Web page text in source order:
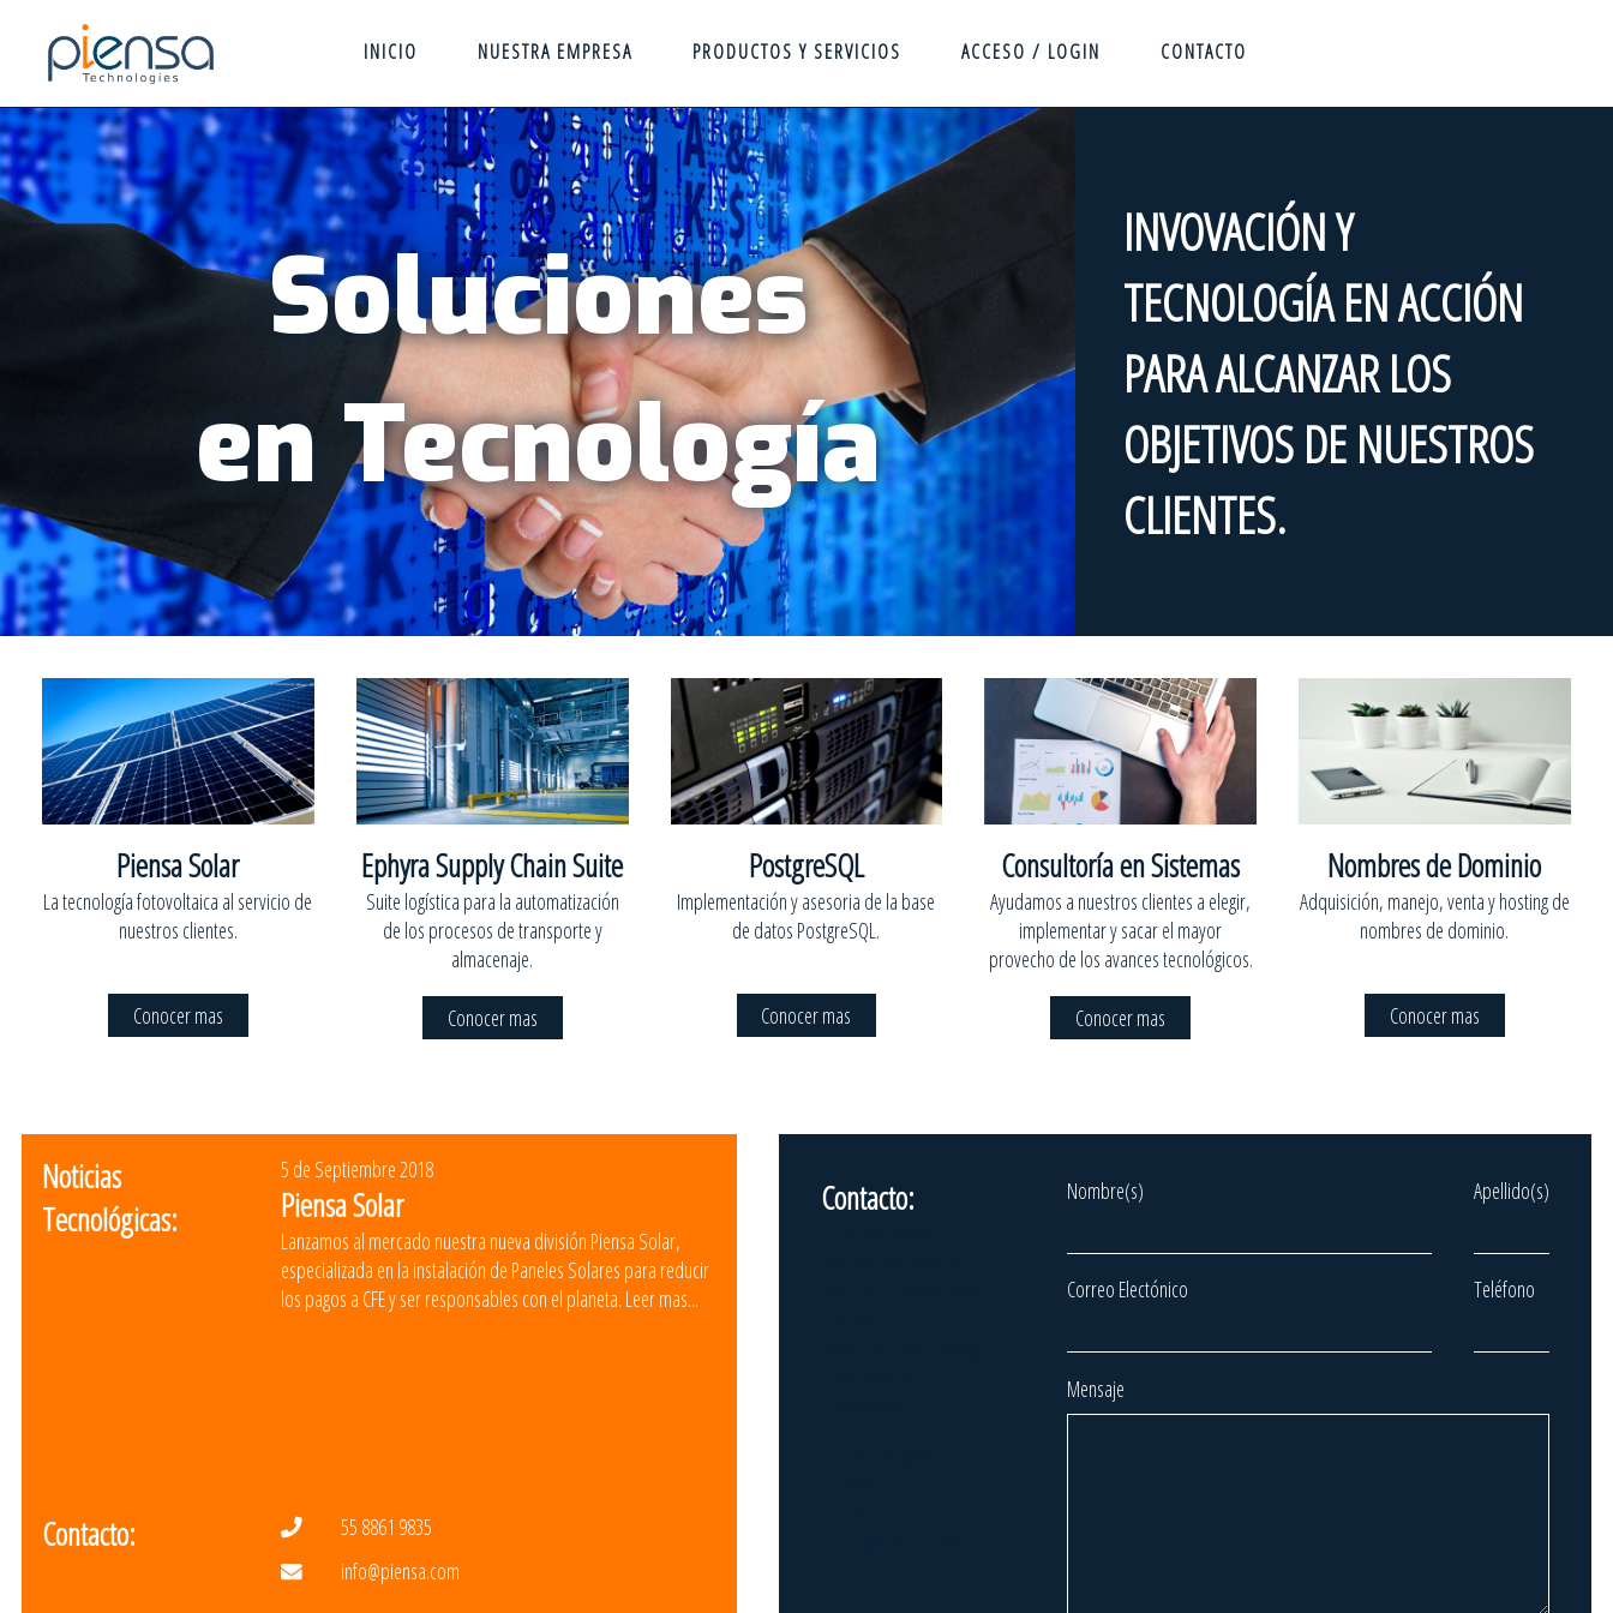
INICIO NUESTRA EMPRESA PRODUCTOS Y SERVICIOS ACCESO / LOGIN CONTACTO
Soluciones
en Tecnología
INVOVACIÓN Y
TECNOLOGÍA EN ACCIÓN
PARA ALCANZAR LOS
OBJETIVOS DE NUESTROS
CLIENTES.
Piensa Solar
La tecnología fotovoltaica al servicio de
nuestros clientes.
Conocer mas
Ephyra Supply Chain Suite
Suite logística para la automatización
de los procesos de transporte y
almacenaje.
Conocer mas
PostgreSQL
Implementación y asesoria de la base
de datos PostgreSQL.
Conocer mas
Consultoría en Sistemas
Ayudamos a nuestros clientes a elegir,
implementar y sacar el mayor
provecho de los avances tecnológicos.
Conocer mas
Nombres de Dominio
Adquisición, manejo, venta y hosting de
nombres de dominio.
Conocer mas
Noticias
Tecnológicas:
5 de Septiembre 2018
Piensa Solar
Lanzamos al mercado nuestra nueva división Piensa Solar,
especializada en la instalación de Paneles Solares para reducir
los pagos a CFE y ser responsables con el planeta. Leer mas...
Contacto:
55 8861 9835
info@piensa.com
Contacto: Nombre(s) Apellido(s)
Correo Electónico Teléfono
Mensaje